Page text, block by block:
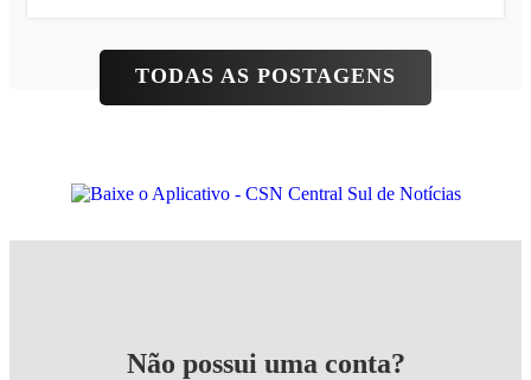
TODAS AS POSTAGENS
Não possui uma conta?